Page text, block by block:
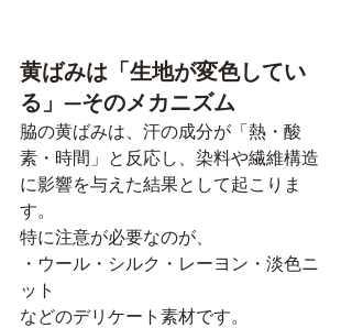
黄ばみは「生地が変色してい
る」—そのメカニズム
脇の黄ばみは、汗の成分が「熱・酸
素・時間」と反応し、染料や繊維構造
に影響を与えた結果として起こりま
す。
特に注意が必要なのが、
・ウール・シルク・レーヨン・淡色ニ
ット
などのデリケート素材です。